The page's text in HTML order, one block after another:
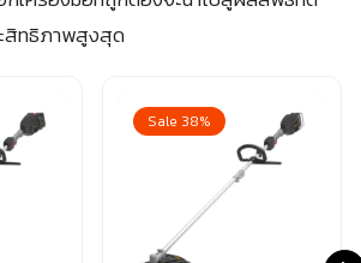
สิทธิภาพสูงสุด
Sale 38%